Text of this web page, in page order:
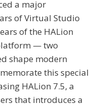
a major
of Virtual Studio
of the HALion
— two
shape modern
this special
HALion 7.5, a
that introduces a